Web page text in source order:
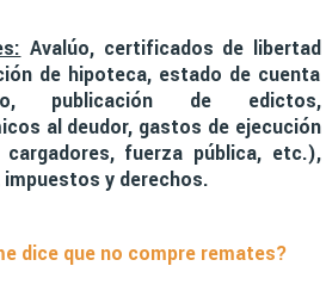
Avalúo, certificados de libertad
de hipoteca, estado de cuenta
publicación de edictos,
al deudor, gastos de ejecución
fuerza pública, etc.),
y derechos.
dice que no compre remates?